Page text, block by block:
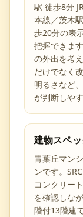
駅 徒歩8分
本線／茨木
歩20分の表
把握できま
の外出を考
だけでなく
明るさなど
が判断しや
建物スペッ
青葉丘マン
ンです。
コンクリー
を確認しな
階付13階建